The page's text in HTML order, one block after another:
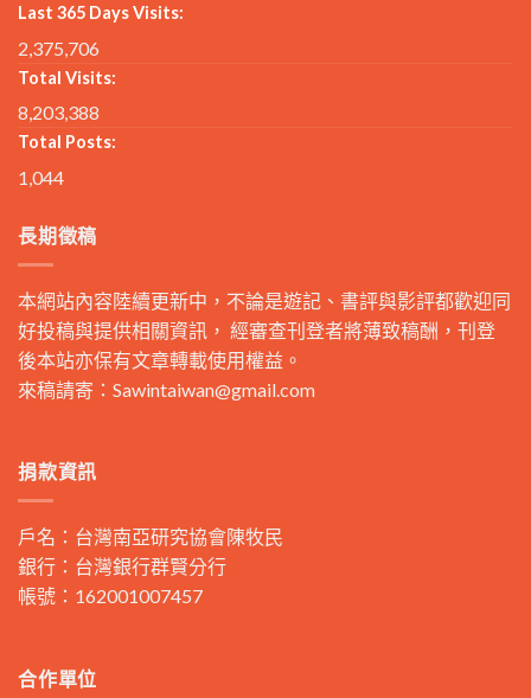
Last 365 Days Visits:
2,375,706
Total Visits:
8,203,388
Total Posts:
1,044
長期徵稿
本網站內容陸續更新中，不論是遊記、書評與影評都歡迎同
好投稿與提供相關資訊， 經審查刊登者將薄致稿酬，刊登
後本站亦保有文章轉載使用權益。
來稿請寄： Sawintaiwan@gmail.com
捐款資訊
戶名：台灣南亞研究協會陳牧民
銀行：台灣銀行群賢分行
帳號：162001007457
合作單位